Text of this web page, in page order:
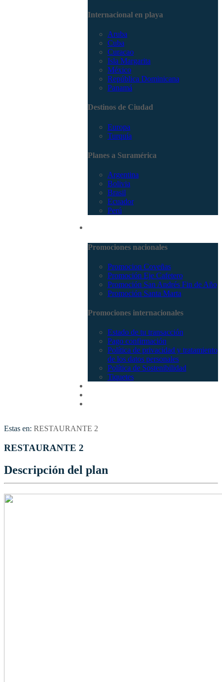
Internacional en playa
Aruba
Cuba
Curacao
Isla Margarita
México
República Dominicana
Panamá
Destinos de Ciudad
Europa
Turquía
Planes a Suramérica
Argentina
Bolivia
Brasil
Ecuador
Perú
Promociones nacionales
Promocion Coveñas
Promoción Eje Cafetero
Promoción San Andrés Fin de Año
Promoción Santa Marta
Promociones internacionales
Estado de tu transacción
Pago confirmación
Política de privacidad y tratamiento
de los datos personales
Política de Sostenibilidad
Tiquetes
Estas en: RESTAURANTE 2
RESTAURANTE 2
Descripción del plan